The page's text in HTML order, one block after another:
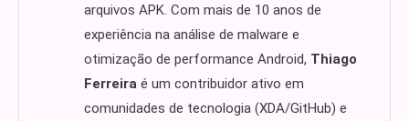
arquivos APK. Com mais de 10 anos de
experiência na análise de malware e
otimização de performance Android, Thiago
Ferreira é um contribuidor ativo em
comunidades de tecnologia (XDA/GitHub) e